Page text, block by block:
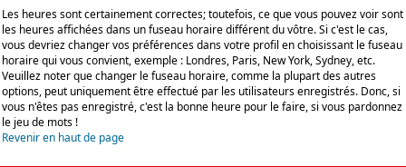
Les heures sont certainement correctes; toutefois, ce que vous pouvez voir sont
les heures affichées dans un fuseau horaire différent du vôtre. Si c'est le cas,
vous devriez changer vos préférences dans votre profil en choisissant le fuseau
horaire qui vous convient, exemple : Londres, Paris, New York, Sydney, etc.
Veuillez noter que changer le fuseau horaire, comme la plupart des autres
options, peut uniquement être effectué par les utilisateurs enregistrés. Donc, si
vous n'êtes pas enregistré, c'est la bonne heure pour le faire, si vous pardonnez
le jeu de mots !
Revenir en haut de page